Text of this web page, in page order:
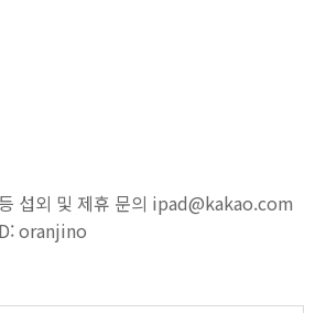
섭외 및 제휴 문의 ipad@kakao.com
oranjino